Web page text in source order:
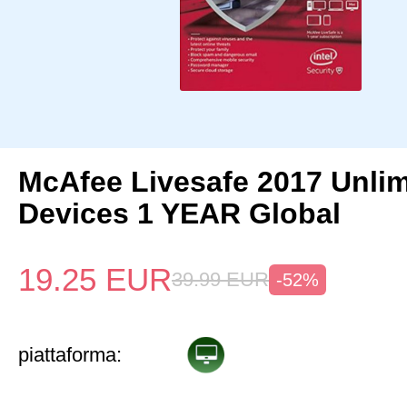
McAfee Livesafe 2017
Devices 1 YEAR Global
19.25 EUR39.99 EUR -52%
piattaforma: